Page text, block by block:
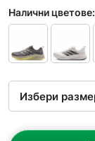
Налични цветове: